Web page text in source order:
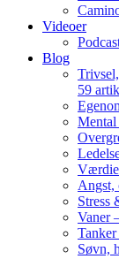
Videoer
Blog
59
Mental
Angst,
Stress
Vaner
Søvn,